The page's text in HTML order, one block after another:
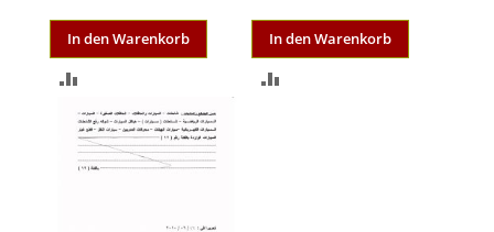
In den Warenkorb
VERGLEICHSLISTE
HINZUFÜGEN
In den Warenkorb